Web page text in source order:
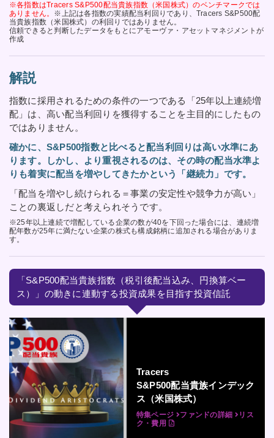
※各指数はTracers S&P500配当貴族指数（米国株式）のベンチマークでは
ありません。 ※上記は各指数の実績配当利回りであり、Tracers S&P500配
当貴族指数（米国株式）の利回りではありません。
信頼できると判断したデータをもとにアモーヴァ・アセットマネジメントが
作成
解説
指数に採用されるための条件の一つである「25年以上連続増
配」は、高い配当利回りを獲得することを主目的にしたもの
ではありません。
確かに、S&P500指数と比べると配当利回りは高い水準にあ
ります。しかし、より重視されるのは、その時の配当水準よ
りも着実に配当を増やしてきたかという「継続力」です。
「配当を増やし続けられる＝事業の安定性や競争力が高い」
ことの裏返しだと考えられそうです。
※25年以上連続で増配している企業の数が40を下回った場合には、連続増
配年数が25年に満たない企業の株式も構成銘柄に追加される場合がありま
す。
「S&P500配当貴族指数（税引後配当込み、円換算ベー
ス）」の動きに連動する投資成果を目指す投資信託
Tracers
S&P500配当貴族インデック
ス（米国株式）
特集ページ ファンドの詳細
リス
ク・費用